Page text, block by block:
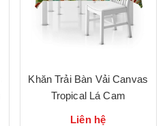
Khăn Trải Bàn Vải Canvas
Tropical Lá Cam
Liên hệ